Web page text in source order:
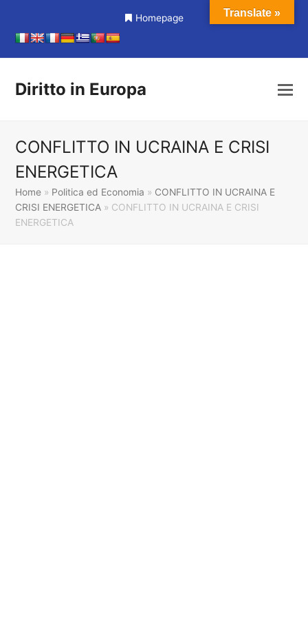
Homepage
Diritto in Europa
CONFLITTO IN UCRAINA E CRISI
ENERGETICA
Home » Politica ed Economia » CONFLITTO IN UCRAINA E
CRISI ENERGETICA » CONFLITTO IN UCRAINA E CRISI
ENERGETICA
Translate »